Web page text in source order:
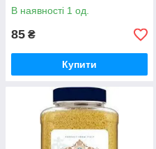
В наявності 1 од.
85 ₴
Купити